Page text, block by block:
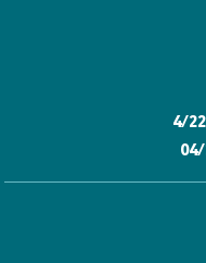
4/